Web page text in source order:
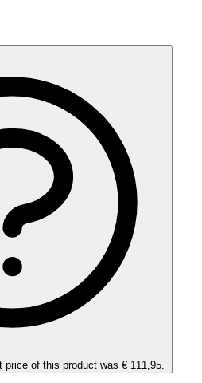
of this product was € 111,95.